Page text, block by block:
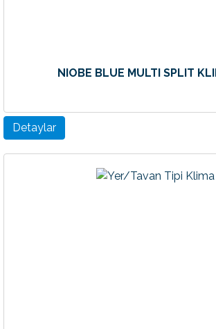
NIOBE BLUE MULTI SPLIT
Detaylar